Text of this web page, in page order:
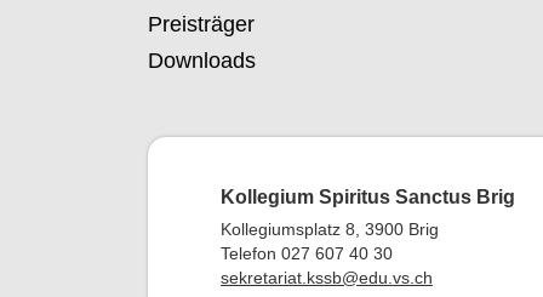
Preisträger
Downloads
Kollegium Spiritus Sanctus Brig
Kollegiumsplatz 8, 3900 Brig
Telefon 027 607 40 30
sekretariat.kssb@edu.vs.ch